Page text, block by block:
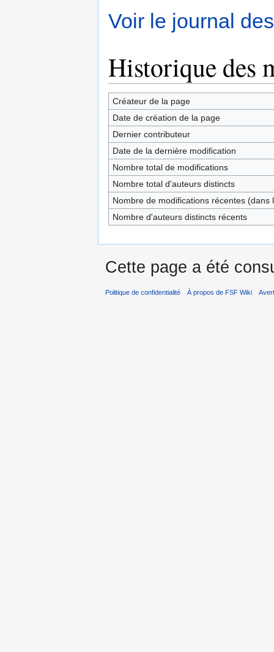
Voir le journal
Historique des
Créateur de la page
Date de création de la page
Dernier contributeur
Date de la dernière modification
Nombre total de modifications
Nombre total d'auteurs distincts
Nombre de modifications récentes (dans
Nombre d'auteurs distincts récents
Cette page a été
Politique de confidentialité À propos de FSF Wiki